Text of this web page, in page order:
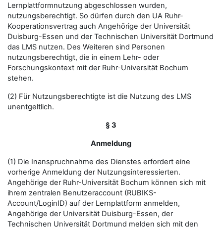
Lernplattformnutzung abgeschlossen wurden,
nutzungsberechtigt. So dürfen durch den UA Ruhr-
Kooperationsvertrag auch Angehörige der Universität
Duisburg-Essen und der Technischen Universität Dortmund
das LMS nutzen. Des Weiteren sind Personen
nutzungsberechtigt, die in einem Lehr- oder
Forschungskontext mit der Ruhr-Universität Bochum
stehen.
(2) Für Nutzungsberechtigte ist die Nutzung des LMS
unentgeltlich.
§ 3
Anmeldung
(1) Die Inanspruchnahme des Dienstes erfordert eine
vorherige Anmeldung der Nutzungsinteressierten.
Angehörige der Ruhr-Universität Bochum können sich mit
ihrem zentralen Benutzeraccount (RUBIKS-
Account/LoginID) auf der Lernplattform anmelden,
Angehörige der Universität Duisburg-Essen, der
Technischen Universität Dortmund melden sich mit den